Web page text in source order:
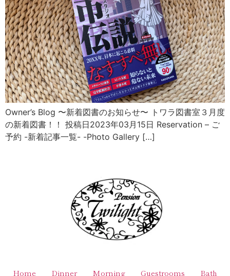
Owner’s Blog 〜新着図書のお知らせ〜 トワラ図書室３月度
の新着図書！！ 投稿日2023年03月15日 Reservation – ご
予約 -新着記事一覧- -Photo Gallery […]
Home Dinner Morning Guestrooms Bath